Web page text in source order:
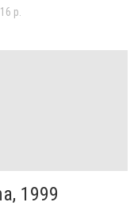
р.
1999